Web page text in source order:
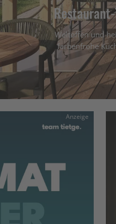
Weltoffen und
farbenfrohe
Anzeige